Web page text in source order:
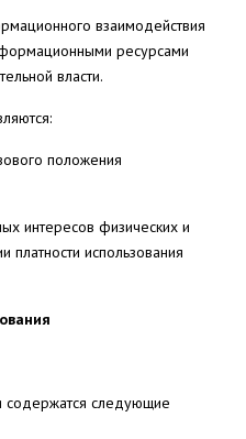
взаимодействия
ресурсами
власти.
положения
интересов физических и
использования
содержатся следующие